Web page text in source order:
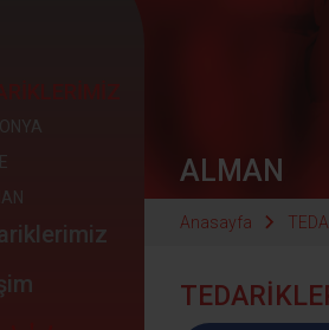
ALMAN
Anasayfa